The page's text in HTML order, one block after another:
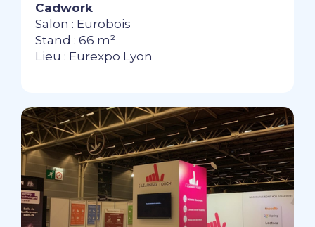
Cadwork
Salon : Eurobois
Stand : 66 m²
Lieu : Eurexpo Lyon